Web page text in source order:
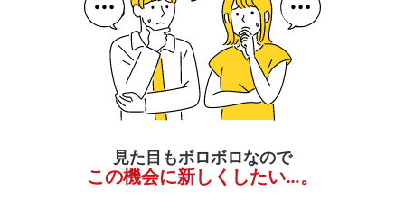
見た目もボロボロなので
この機会に新しくしたい…。